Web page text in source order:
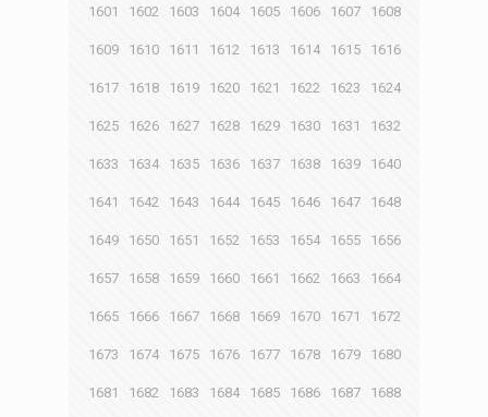
1601 1602 1603 1604 1605 1606 1607 1608
1609 1610 1611 1612 1613 1614 1615 1616
1617 1618 1619 1620 1621 1622 1623 1624
1625 1626 1627 1628 1629 1630 1631 1632
1633 1634 1635 1636 1637 1638 1639 1640
1641 1642 1643 1644 1645 1646 1647 1648
1649 1650 1651 1652 1653 1654 1655 1656
1657 1658 1659 1660 1661 1662 1663 1664
1665 1666 1667 1668 1669 1670 1671 1672
1673 1674 1675 1676 1677 1678 1679 1680
1681 1682 1683 1684 1685 1686 1687 1688